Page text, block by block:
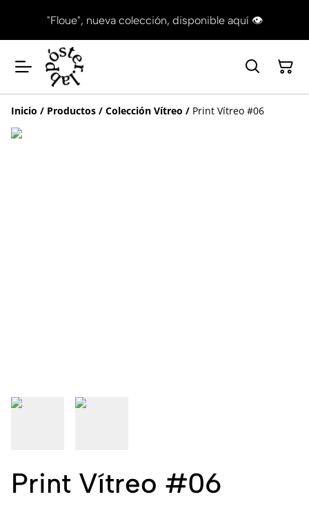
"Floue", nueva colección, disponible aquí 👁
Inicio / Productos / Colección Vítreo / Print Vítreo #06
Print Vítreo #06